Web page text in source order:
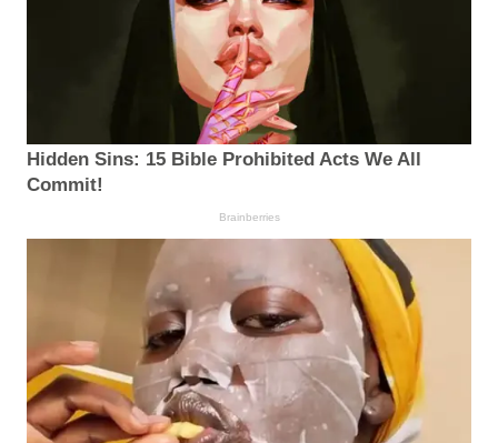
Hidden Sins: 15 Bible Prohibited Acts We All
Commit!
Brainberries